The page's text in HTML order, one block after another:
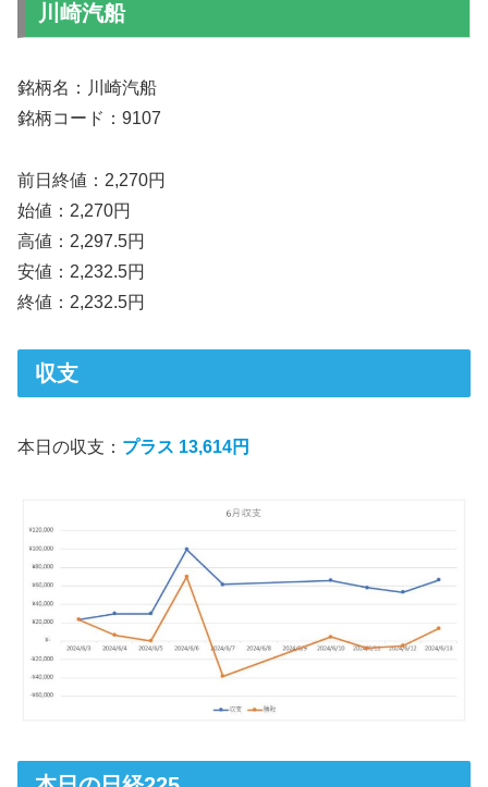
川崎汽船
銘柄名：川崎汽船
銘柄コード：9107
前日終値：2,270円
始値：2,270円
高値：2,297.5円
安値：2,232.5円
終値：2,232.5円
収支
本日の収支： プラス 13,614円